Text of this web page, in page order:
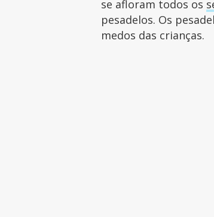
se afloram todos os
pesadelos. Os
medos das crianças.